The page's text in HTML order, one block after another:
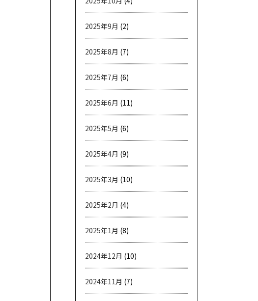
2025年9月 (2)
2025年8月 (7)
2025年7月 (6)
2025年6月 (11)
2025年5月 (6)
2025年4月 (9)
2025年3月 (10)
2025年2月 (4)
2025年1月 (8)
2024年12月 (10)
2024年11月 (7)